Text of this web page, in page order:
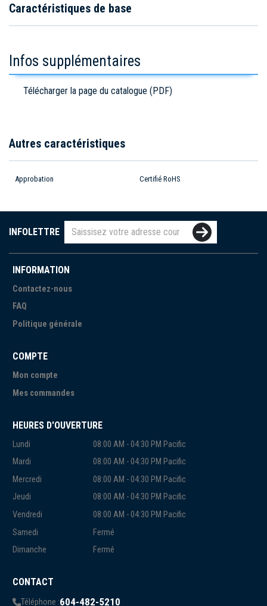
Caractéristiques de base
Infos supplémentaires
Télécharger la page du catalogue (PDF)
Autres caractéristiques
Approbation Certifié RoHS
INFOLETTRE
INFORMATION
Contactez-nous
FAQ
Politique générale
COMPTE
Mon compte
Mes commandes
HEURES D'OUVERTURE
Lundi
08:00 AM - 04:30 PM Pacific
Mardi
08:00 AM - 04:30 PM Pacific
Mercredi
08:00 AM - 04:30 PM Pacific
Jeudi
08:00 AM - 04:30 PM Pacific
Vendredi
08:00 AM - 04:30 PM Pacific
Samedi
Fermé
Dimanche
Fermé
CONTACT
Téléphone :604-482-5210